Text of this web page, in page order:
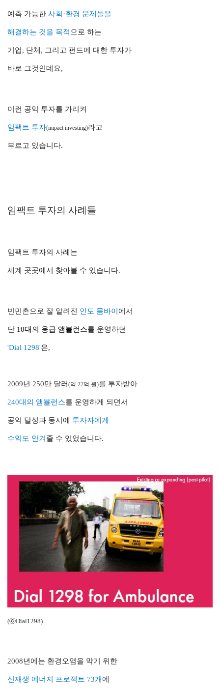
예측 가능한 사회·환경 문제들을
해결하는 것을 목적 으로 하는
기업, 단체, 그리고 펀드에 대한 투자가
바로 그것인데요,
이런 공익 투자를 가리켜
임팩트 투자(impact investing)라고
부르고 있습니다.
임팩트 투자의 사례들
임팩트 투자의 사례는
세계 곳곳에서 찾아볼 수 있습니다.
빈민촌으로 잘 알려진 인도 뭄바이 에서
단 10대의 응급 앰뷸런스를 운영하던
'Dial 1298'은,
2009년 250만 달러 (약 27억 원)를 투자받아
240대의 앰뷸런스를 운영하게 되면서
공익 달성과 동시에 투자자에게
수익도 안겨 줄 수 있었습니다.
(ⓒDial1298)
2008년에는 환경오염을 막기 위한
신재생 에너지 프로젝트 73개에